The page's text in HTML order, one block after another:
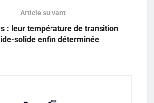
Article suivant
: leur température de transition
solide enfin déterminée